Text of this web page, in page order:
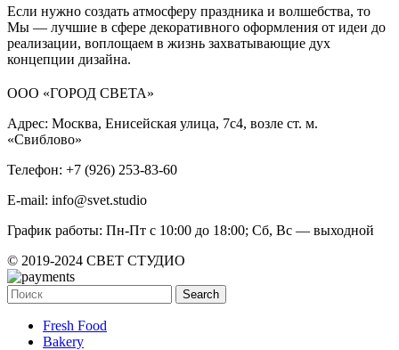
Если нужно создать атмосферу праздника и волшебства, то
Мы — лучшие в сфере декоративного оформления от идеи до
реализации, воплощаем в жизнь захватывающие дух
концепции дизайна.
ООО «ГОРОД СВЕТА»
Адрес: Москва, Енисейская улица, 7с4, возле ст. м.
«Свиблово»
Телефон: +7 (926) 253-83-60
E-mail: info@svet.studio
График работы: Пн-Пт с 10:00 до 18:00; Сб, Вс — выходной
© 2019-2024 СВЕТ СТУДИО
Search
Fresh Food
Bakery